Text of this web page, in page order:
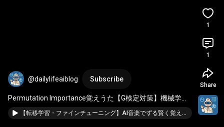
@dailylifeaiblog Subscribe
Permutation Importance覚えうた【G検定対策】機械学習
の特徴量重要度（Permutation Importance）とは？覚えう
たで楽しく暗記！
【転移学習・ファインチューニング】AI音楽でずる賢く覚えるG検定重要キーワードの覚え方
1
1
Share